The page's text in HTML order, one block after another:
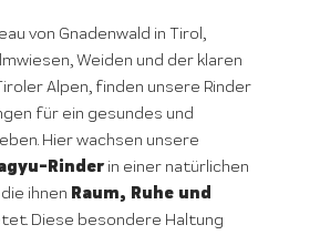
von Gnadenwald in Tirol,
Weiden und der klaren
Alpen, finden unsere Rinder
für ein gesundes und
Hier wachsen unsere
Rinderin einer natürlichen
ihnen Raum, Ruhe und
Diese besondere Haltung